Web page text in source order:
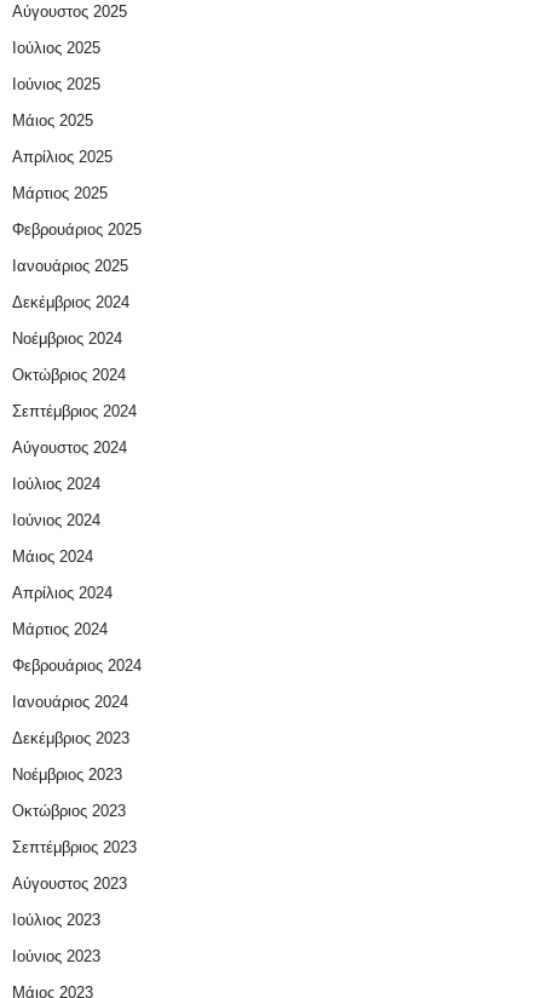
Αύγουστος 2025
Ιούλιος 2025
Ιούνιος 2025
Μάιος 2025
Απρίλιος 2025
Μάρτιος 2025
Φεβρουάριος 2025
Ιανουάριος 2025
Δεκέμβριος 2024
Νοέμβριος 2024
Οκτώβριος 2024
Σεπτέμβριος 2024
Αύγουστος 2024
Ιούλιος 2024
Ιούνιος 2024
Μάιος 2024
Απρίλιος 2024
Μάρτιος 2024
Φεβρουάριος 2024
Ιανουάριος 2024
Δεκέμβριος 2023
Νοέμβριος 2023
Οκτώβριος 2023
Σεπτέμβριος 2023
Αύγουστος 2023
Ιούλιος 2023
Ιούνιος 2023
Μάιος 2023